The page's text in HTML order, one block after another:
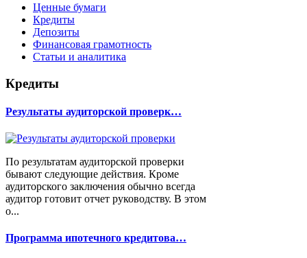
Ценные бумаги
Кредиты
Депозиты
Финансовая грамотность
Статьи и аналитика
Кредиты
Результаты аудиторской проверк…
По результатам аудиторской проверки
бывают следующие действия. Кроме
аудиторского заключения обычно всегда
аудитор готовит отчет руководству. В этом
о...
Программа ипотечного кредитова…